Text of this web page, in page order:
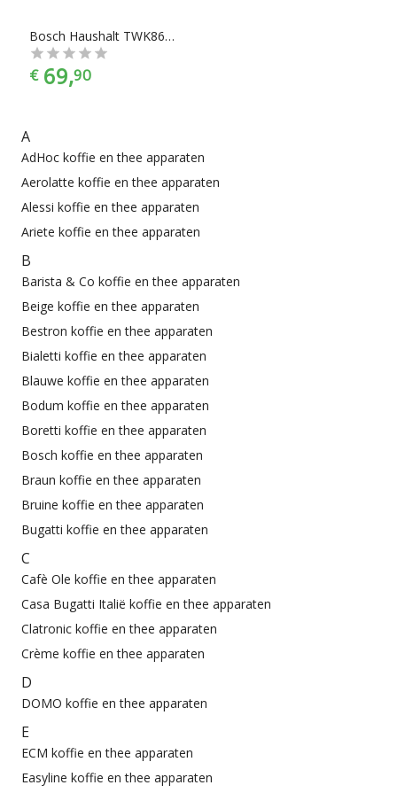
Bosch Haushalt TWK8612P Waterkoker Snoerloos Lichtgroen, RVS
€ 69,90
A
AdHoc koffie en thee apparaten
Aerolatte koffie en thee apparaten
Alessi koffie en thee apparaten
Ariete koffie en thee apparaten
B
Barista & Co koffie en thee apparaten
Beige koffie en thee apparaten
Bestron koffie en thee apparaten
Bialetti koffie en thee apparaten
Blauwe koffie en thee apparaten
Bodum koffie en thee apparaten
Boretti koffie en thee apparaten
Bosch koffie en thee apparaten
Braun koffie en thee apparaten
Bruine koffie en thee apparaten
Bugatti koffie en thee apparaten
C
Cafè Ole koffie en thee apparaten
Casa Bugatti Italië koffie en thee apparaten
Clatronic koffie en thee apparaten
Crème koffie en thee apparaten
D
DOMO koffie en thee apparaten
E
ECM koffie en thee apparaten
Easyline koffie en thee apparaten